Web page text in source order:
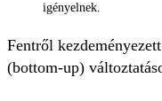
igényelnek.
Fentről
(bottom-up)